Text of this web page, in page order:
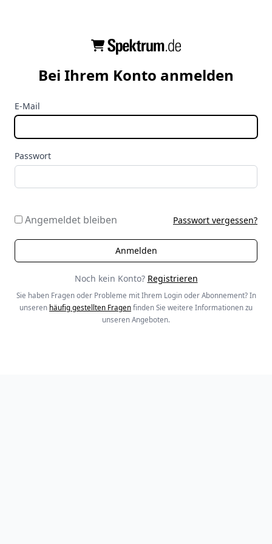
Bei Ihrem Konto anmelden
E-Mail
Passwort
Angemeldet bleiben Passwort vergessen?
Noch kein Konto? Registrieren
Sie haben Fragen oder Probleme mit Ihrem Login oder Abonnement? In
unseren häufig gestellten Fragen finden Sie weitere Informationen zu
unseren Angeboten.